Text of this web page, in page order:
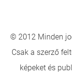
© 2012 Minden
Csak a szerző
képeket és